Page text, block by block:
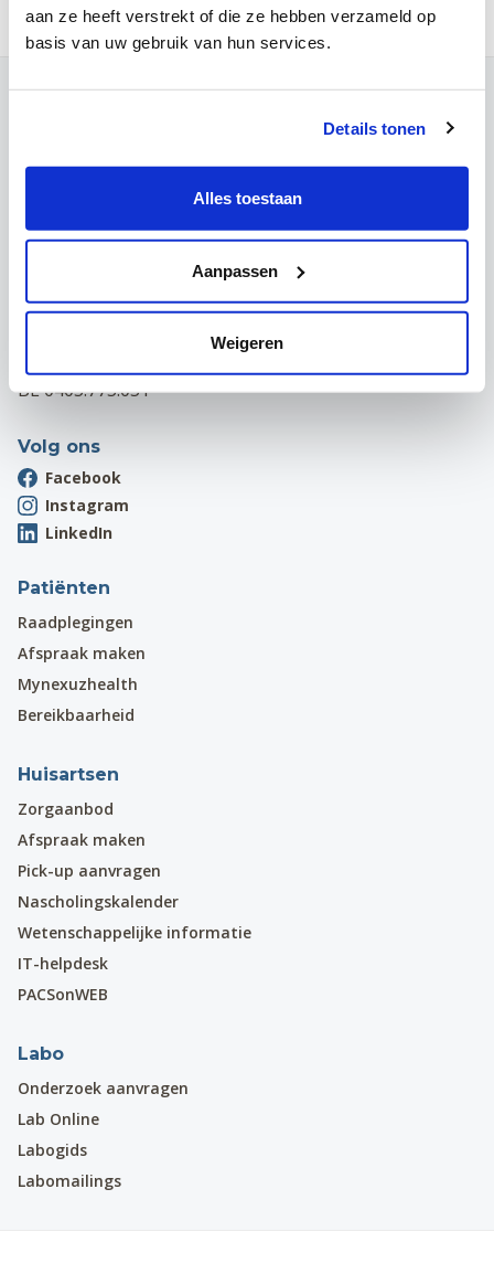
aan ze heeft verstrekt of die ze hebben verzameld op
basis van uw gebruik van hun services.
Details tonen
Alles toestaan
Aanpassen
Weigeren
vacatures@mchinfo.be of telefonisch 016 31 01 71.
Maria Theresiastraat 63 A
BE 0405.775.051
Campus Wezembeek-Oppem
Hardstraat 12
1970 Wezembeek-Oppem
BE 0405.775.051
Volg ons
Facebook
Instagram
LinkedIn
Patiënten
Raadplegingen
Afspraak maken
Mynexuzhealth
Bereikbaarheid
Huisartsen
Zorgaanbod
Afspraak maken
Pick-up aanvragen
Nascholingskalender
Wetenschappelijke informatie
IT-helpdesk
PACSonWEB
Labo
Onderzoek aanvragen
Lab Online
Labogids
Labomailings